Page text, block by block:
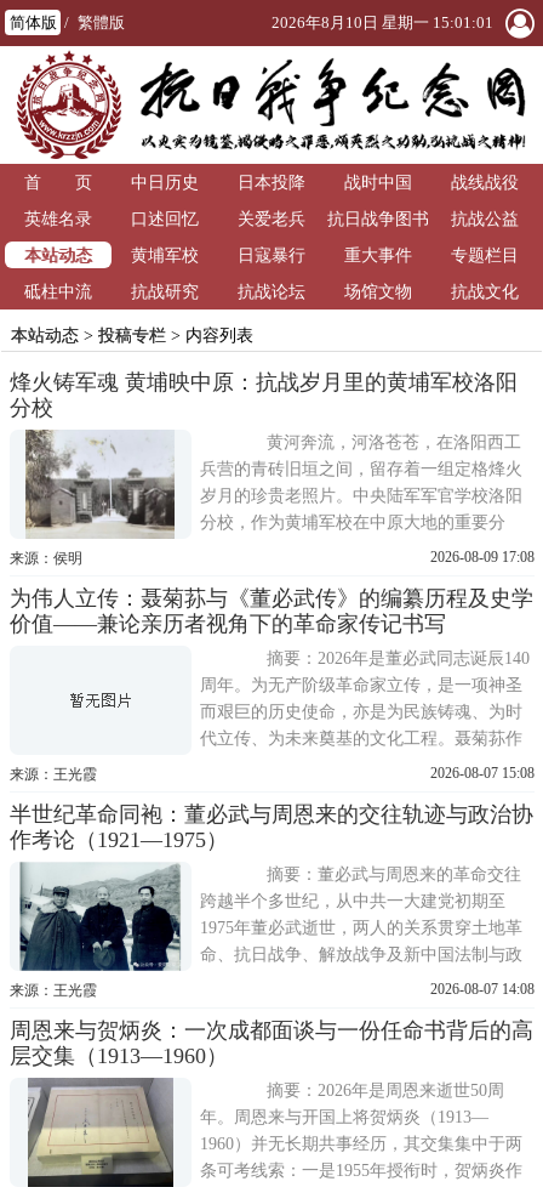
简体版 / 繁體版 2026年8月10日 星期一 15:01:01
首 页 中日历史 日本投降 战时中国
战线战役
英雄名录
口述回忆 关爱老兵
抗日战争图书
馆
抗战公益
本站动态
黄埔军校 日寇暴行 重大事件
专题栏目
砥柱中流
抗战研究 抗战论坛 场馆文物 抗战文化
本站动态> 投稿专栏> 内容列表
烽火铸军魂 黄埔映中原：抗战岁月里的黄埔军校洛阳
分校
黄河奔流，河洛苍苍，在洛阳西工
兵营的青砖旧垣之间，留存着一组定格烽火
岁月的珍贵老照片。中央陆军军官学校洛阳
分校，作为黄埔军校在中原大地的重要分
支，在民族危亡的抗战年代里，扛起为国铸
神火种播撒在中原沃土，既书写了中原儿女
浴血御敌的壮阔史诗，也沉淀下跨越海峡、
薪火相传的黄埔情缘。 黄埔军校
来源：侯明 2026-08-09 17:08
为伟人立传：聂菊荪与《董必武传》的编纂历程及史学
价值——兼论亲历者视角下的革命家传记书写
摘要：2026年是董必武同志诞辰140
周年。为无产阶级革命家立传，是一项神圣
而艰巨的历史使命，亦是为民族铸魂、为时
代立传、为未来奠基的文化工程。聂菊荪作
为湖北沔阳籍学者、董必武身边工作十年的
何莲芝商议并经有关部门批准后，发起成立
董必武年谱传记编撰组，主持编纂《董必武
年谱》、《董必武选集》、《董
来源：王光霞 2026-08-07 15:08
半世纪革命同袍：董必武与周恩来的交往轨迹与政治协
作考论（1921—1975）
摘要：董必武与周恩来的革命交往
跨越半个多世纪，从中共一大建党初期至
1975年董必武逝世，两人的关系贯穿土地革
命、抗日战争、解放战争及新中国法制与政
权建设等多个历史阶段。作为中共一大代表
统战与隐蔽战线、政务院代职及晚年相互守
望上形成了独特的同志加战友模式。本文基
于《周恩来年谱》、《董必武年谱》
来源：王光霞 2026-08-07 14:08
周恩来与贺炳炎：一次成都面谈与一份任命书背后的高
层交集（1913—1960）
摘要：2026年是周恩来逝世50周
年。周恩来与开国上将贺炳炎（1913—
1960）并无长期共事经历，其交集集中于两
条可考线索：一是1955年授衔时，贺炳炎作